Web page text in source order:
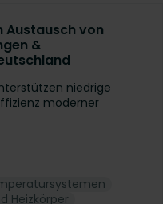
Austausch von
&
niedrige
moderner
Heizkörper